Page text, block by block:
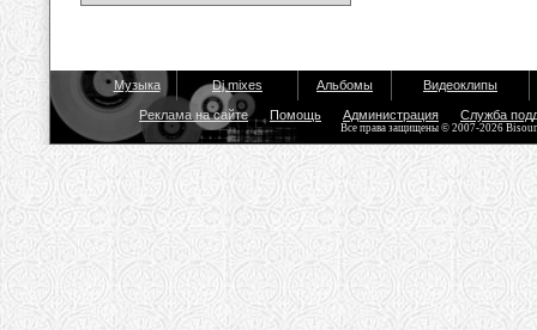
Музыка Dj mixes Альбомы Видеоклипы
Реклама на сайте Помощь Администрация Служба
Все права защищены © 2007-2026